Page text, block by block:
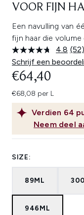
VOOR FIJN
Een navulling van
fijn haar die
4.8 Lees
52
(52)
Schrijf een
Verdien 64
Neem deel
€64,40
€68,08 per L
SIZE:
89ML
946ML